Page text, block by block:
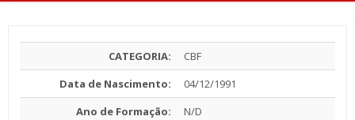
CATEGORIA:
CBF
Data de Nascimento:
04/12/1991
Ano de Formação:
N/D